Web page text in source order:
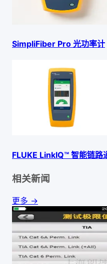
SimpliFiber Pro 光功率计
FLUKE LinkIQ™ 智能链
相关新闻
更多 →